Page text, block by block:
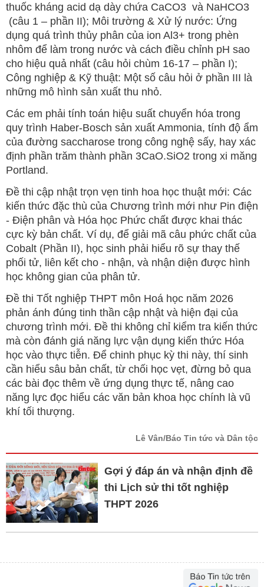
thuốc kháng acid dạ dày chứa CaCO3 và NaHCO3
(câu 1 – phần II); Môi trường & Xử lý nước: Ứng
dụng quá trình thủy phân của ion Al3+ trong phèn
nhôm để làm trong nước và cách điều chỉnh pH sao
cho hiệu quả nhất (câu hỏi chùm 16-17 – phần I);
Công nghiệp & Kỹ thuật: Một số câu hỏi ở phần III là
những mô hình sản xuất thu nhỏ.
Các em phải tính toán hiệu suất chuyển hóa trong
quy trình Haber-Bosch sản xuất Ammonia, tính độ ẩm
của đường saccharose trong công nghệ sấy, hay xác
định phần trăm thành phần 3CaO.SiO2 trong xi măng
Portland.
Đề thi cập nhật trọn vẹn tinh hoa học thuật mới: Các
kiến thức đặc thù của Chương trình mới như Pin điện
- Điện phân và Hóa học Phức chất được khai thác
cực kỳ bản chất. Ví dụ, để giải mã câu phức chất của
Cobalt (Phần II), học sinh phải hiểu rõ sự thay thế
phối tử, liên kết cho - nhận, và nhận diện được hình
học không gian của phân tử.
Đề thi Tốt nghiệp THPT môn Hoá học năm 2026
phản ánh đúng tinh thần cập nhật và hiện đại của
chương trình mới. Đề thi không chỉ kiểm tra kiến thức
mà còn đánh giá năng lực vận dụng kiến thức Hóa
học vào thực tiễn. Để chinh phục kỳ thi này, thí sinh
cần hiểu sâu bản chất, từ chối học vẹt, đừng bỏ qua
các bài đọc thêm về ứng dụng thực tế, nâng cao
năng lực đọc hiểu các văn bản khoa học chính là vũ
khí tối thượng.
Lê Vân/Báo Tin tức và Dân tộc
Gợi ý đáp án và nhận định đề
thi Lịch sử thi tốt nghiệp
THPT 2026